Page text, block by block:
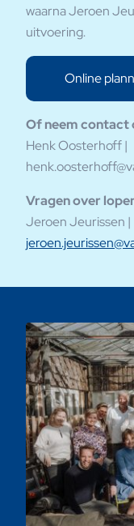
waarna Jeroen
uitvoering.
Online
Of neem contact
Henk Oosterhoff |
Vragen over
Jeroen Jeurissen |